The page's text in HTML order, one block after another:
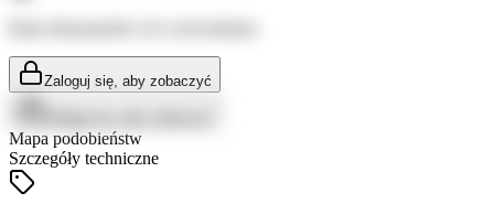
Zaloguj się, aby zobaczyć
Mapa podobieństw
Szczegóły techniczne